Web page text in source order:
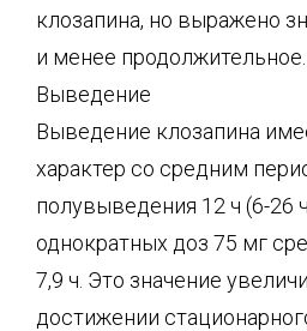
клозапина, но выражено
и менее продолжительное.
Выведение
Выведение клозапина
характер со средним
полувыведения 12 ч (6-26
однократных доз 75 мг
7,9 ч. Это значение
достижении